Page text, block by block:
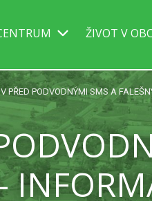
ŽIVOT V
PŘED PODVODNÝMI SMS A